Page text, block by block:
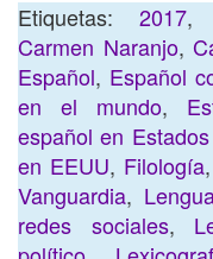
Etiquetas: 2017,
Carmen Naranjo,
Español, Español
en el mundo,
español en
en EEUU, Filología,
Vanguardia,
redes sociales,